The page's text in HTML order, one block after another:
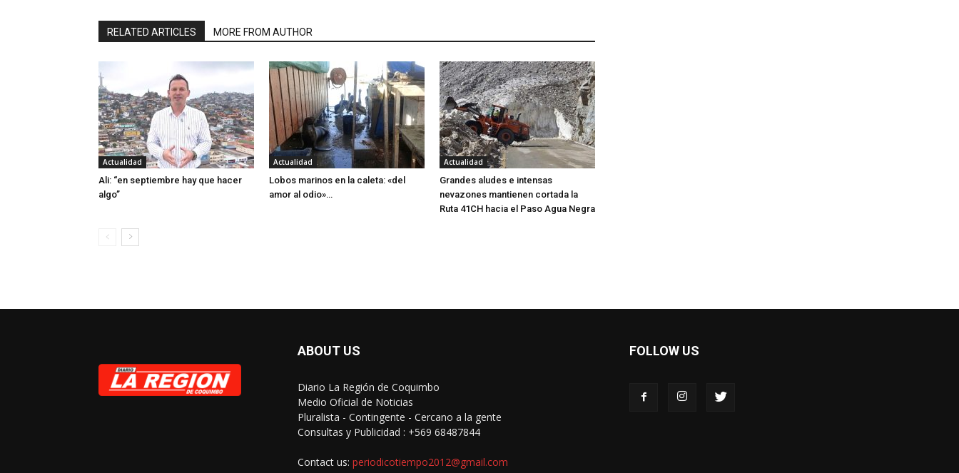
RELATED ARTICLES MORE FROM AUTHOR
Actualidad
Ali: “en septiembre hay que hacer
algo”
Actualidad
Lobos marinos en la caleta: «del
amor al odio»…
Actualidad
Grandes aludes e intensas
nevazones mantienen cortada la
Ruta 41CH hacia el Paso Agua Negra
ABOUT US
Diario La Región de Coquimbo
Medio Oficial de Noticias
Pluralista - Contingente - Cercano a la gente
Consultas y Publicidad : +569 68487844
Contact us: periodicotiempo2012@gmail.com
FOLLOW US